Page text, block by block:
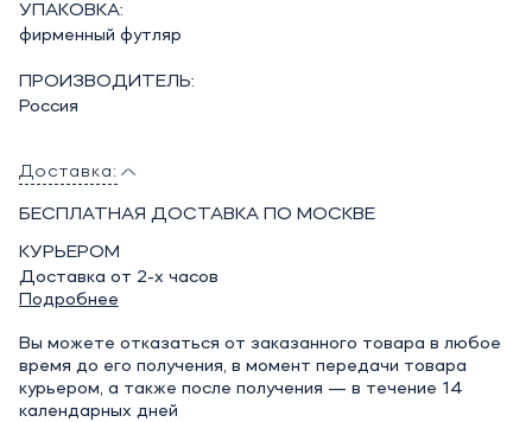
УПАКОВКА:
фирменный футляр
ПРОИЗВОДИТЕЛЬ:
Россия
Доставка:
БЕСПЛАТНАЯ ДОСТАВКА ПО МОСКВЕ
КУРЬЕРОМ
Доставка от 2-х часов
Подробнее
Вы можете отказаться от заказанного товара в любое
время до его получения, в момент передачи товара
курьером, а также после получения — в течение 14
календарных дней